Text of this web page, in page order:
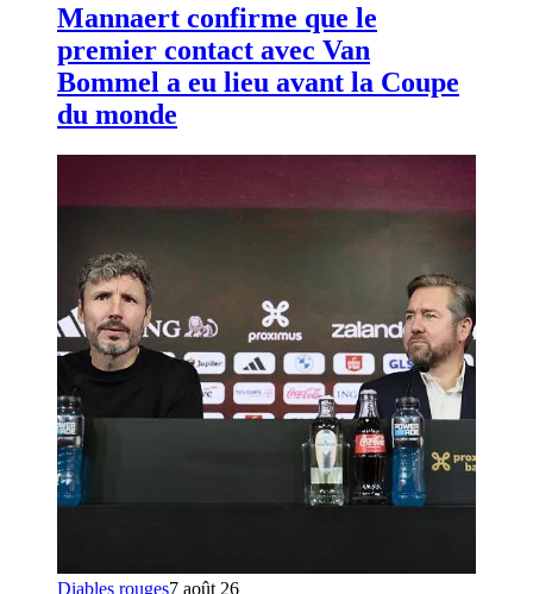
Mannaert confirme que le
premier contact avec Van
Bommel a eu lieu avant la Coupe
du monde
Diables rouges7 août 26